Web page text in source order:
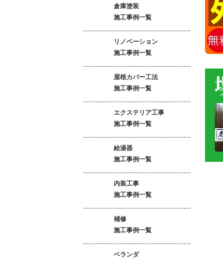
倉庫塗装
施工事例一覧
リノベーション
施工事例一覧
屋根カバー工法
施工事例一覧
エクステリア工事
施工事例一覧
給湯器
施工事例一覧
内装工事
施工事例一覧
補修
施工事例一覧
ベランダ